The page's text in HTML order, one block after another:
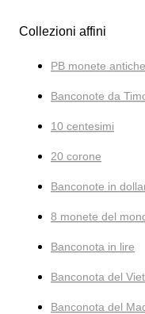
Collezioni affini
PB monete antiche
Banconote da
10 centesimi
20 corone
Banconote in
8 monete del
Banconota in lire
Banconota del
Banconota del